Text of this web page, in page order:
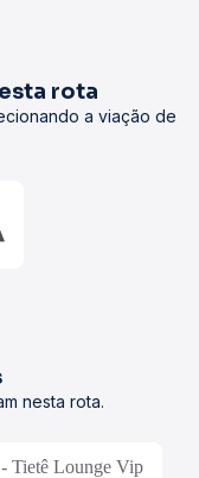
rota
a viação de
nesta rota.
- Tietê Lounge Vip